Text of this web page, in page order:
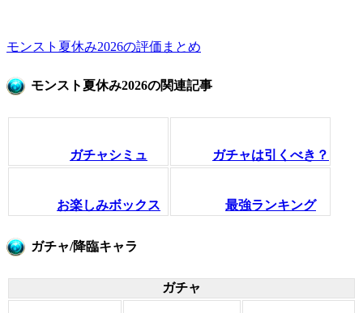
モンスト夏休み2026の評価まとめ
モンスト夏休み2026の関連記事
ガチャシミュ ガチャは引くべき？
お楽しみボックス 最強ランキング
ガチャ/降臨キャラ
ガチャ